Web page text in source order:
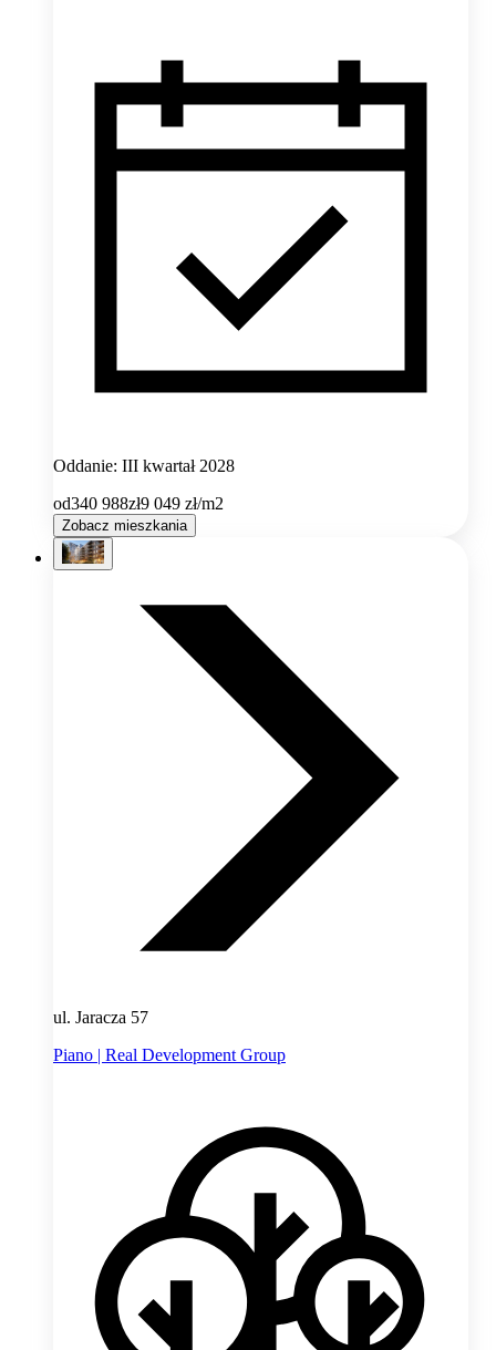
Oddanie: III kwartał 2028
od340 988zł9 049 zł/m2
Zobacz mieszkania
ul. Jaracza 57
Piano | Real Development Group